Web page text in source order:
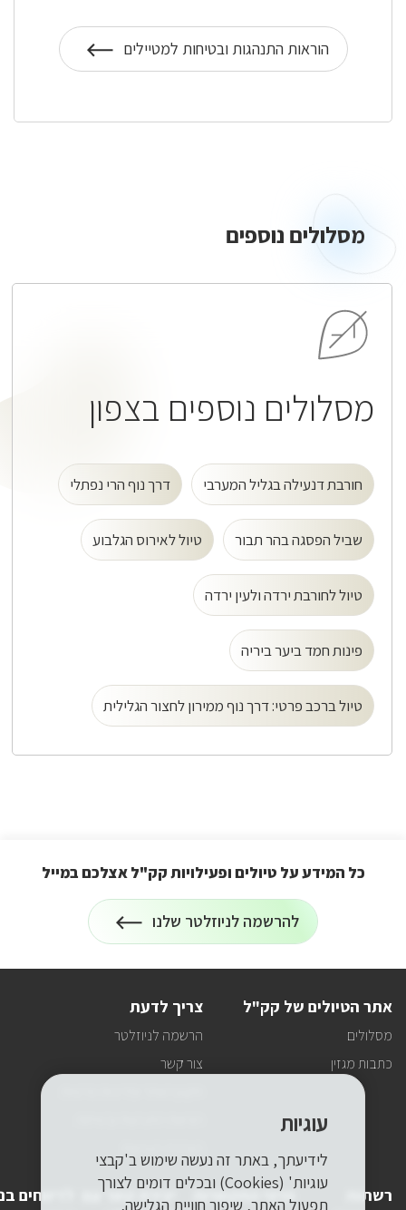
הוראות התנהגות ובטיחות למטיילים
על
הוראות
מסלולים נוספים
מסלולים נוספים בצפון
חורבת דנעילה בגליל המערבי דרך נוף הרי נפתלי
שביל הפסגה בהר תבור טיול לאירוס הגלבוע
טיול לחורבת ירדה ולעין ירדה
פינות חמד ביער ביריה
טיול ברכב פרטי: דרך נוף ממירון לחצור הגלילית
הרשמה
לניוזלטר
כל המידע על טיולים ופעילויות קק"ל אצלכם במייל
להרשמה לניוזלטר שלנו
על
כל
ופעילויות
אתר הטיולים של קק"ל
מסלולים
כתבות מגזין
צריך לדעת
הרשמה לניוזלטר
צור קשר
רשתות
פרטי התקשרות
יצירת קשר עם
לדיווחים
עוגיות
לידיעתך, באתר זה נעשה שימוש ב'קבצי
עוגיות' (Cookies) ובכלים דומים לצורך
תפעול האתר, שיפור חוויית הגלישה,